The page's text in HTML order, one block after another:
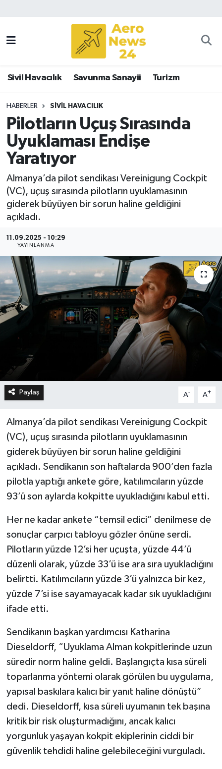
Sivil Havacılık Savunma Sanayii Turizm
HABERLER SIVIL HAVACILIK
Pilotların Uçuş Sırasında
Uyuklaması Endişe
Yaratıyor
Almanya’da pilot sendikası Vereinigung Cockpit
(VC), uçuş sırasında pilotların uyuklamasının
giderek büyüyen bir sorun haline geldiğini
açıkladı.
11.09.2025 - 10:29
YAYINLANMA
Paylaş A- A+
Almanya’da pilot sendikası Vereinigung Cockpit
(VC), uçuş sırasında pilotların uyuklamasının
giderek büyüyen bir sorun haline geldiğini
açıkladı. Sendikanın son haftalarda 900’den fazla
pilotla yaptığı ankete göre, katılımcıların yüzde
93’ü son aylarda kokpitte uyukladığını kabul etti.
Her ne kadar ankete “temsil edici” denilmese de
sonuçlar çarpıcı tabloyu gözler önüne serdi.
Pilotların yüzde 12’si her uçuşta, yüzde 44’ü
düzenli olarak, yüzde 33’ü ise ara sıra uyukladığını
belirtti. Katılımcıların yüzde 3’ü yalnızca bir kez,
yüzde 7’si ise sayamayacak kadar sık uyukladığını
ifade etti.
Sendikanın başkan yardımcısı Katharina
Dieseldorff, “Uyuklama Alman kokpitlerinde uzun
süredir norm haline geldi. Başlangıçta kısa süreli
toparlanma yöntemi olarak görülen bu uygulama,
yapısal baskılara kalıcı bir yanıt haline dönüştü”
dedi. Dieseldorff, kısa süreli uyumanın tek başına
kritik bir risk oluşturmadığını, ancak kalıcı
yorgunluk yaşayan kokpit ekiplerinin ciddi bir
güvenlik tehdidi haline gelebileceğini vurguladı.